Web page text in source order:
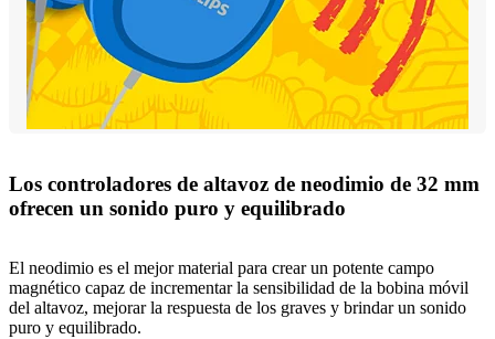
Los controladores de altavoz de neodimio de 32 mm
ofrecen un sonido puro y equilibrado
El neodimio es el mejor material para crear un potente campo
magnético capaz de incrementar la sensibilidad de la bobina móvil
del altavoz, mejorar la respuesta de los graves y brindar un sonido
puro y equilibrado.